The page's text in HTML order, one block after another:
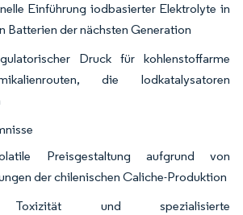
Einführung iodbasierter Elektrolyte in
Batterien der nächsten Generation
Druck für kohlenstoffarme
die Iodkatalysatoren
Preisgestaltung aufgrund von
der chilenischen Caliche-Produktion
und spezialisierte